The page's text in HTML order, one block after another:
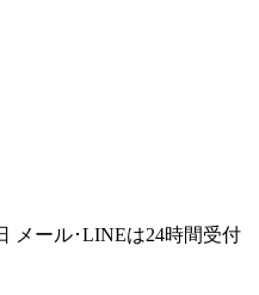
メール･LINEは24時間受付